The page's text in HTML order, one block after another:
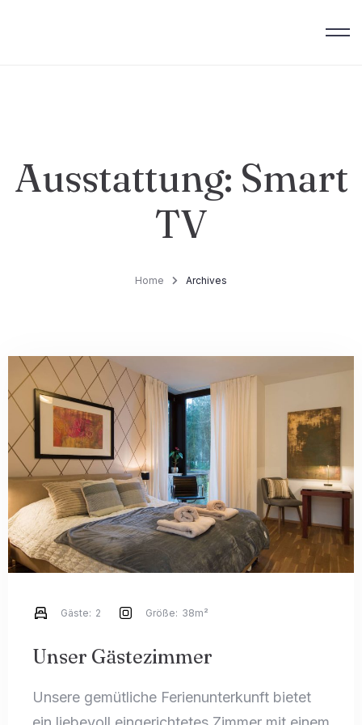
Ausstattung: Smart
TV
Home Archives
Unser Gästezimmer
Unsere gemütliche Ferienunterkunft bietet
Gäste: 2 Größe: 38m²
Anreise
Gäste